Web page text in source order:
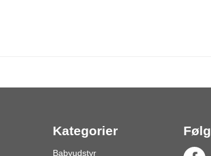
Kategorier
Babyudstyr